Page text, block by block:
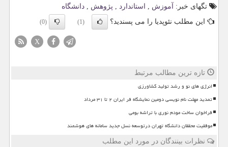
تگهای خبر:
آموزش , استاندارد , پژوهش , دانشگاه
این مطلب نئوپدیا را می پسندید؟
(1)
(0)
X
تازه ترین مطالب مرتبط
انرژی های نو و رشد تولید کشاورزی
تمدید مهلت نام نویسی دومین نمایشگاه فر ایران ۲ تا ۳۱ مرداد
فراخوان ساخت مودم نوری با تراشه بومی
موفقیت محققان دانشگاه تهران درتوسعه نسل جدید سامانه های هوشمند
نظرات بینندگان در مورد این مطلب